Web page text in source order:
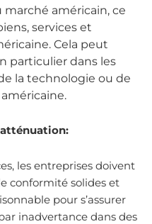
américain, ce
services et
Cela peut
particulier dans les
la technologie ou de
les entreprises doivent
conformité solides et
pour s’assurer
inadvertance dans des